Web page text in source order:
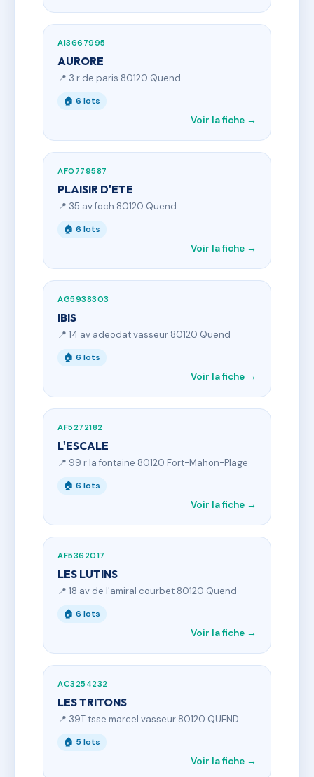
AI3667995
AURORE
📍 3 r de paris 80120 Quend
🏠 6 lots
Voir la fiche →
AF0779587
PLAISIR D'ETE
📍 35 av foch 80120 Quend
🏠 6 lots
Voir la fiche →
AG5938303
IBIS
📍 14 av adeodat vasseur 80120 Quend
🏠 6 lots
Voir la fiche →
AF5272182
L'ESCALE
📍 99 r la fontaine 80120 Fort-Mahon-Plage
🏠 6 lots
Voir la fiche →
AF5362017
LES LUTINS
📍 18 av de l'amiral courbet 80120 Quend
🏠 6 lots
Voir la fiche →
AC3254232
LES TRITONS
📍 39T tsse marcel vasseur 80120 QUEND
🏠 5 lots
Voir la fiche →